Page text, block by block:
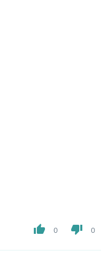
thumb_up 0 thumb_down 0